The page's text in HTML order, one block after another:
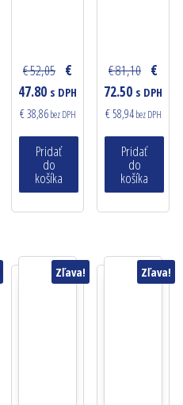
€ 52,05 €
47.80 s DPH
€ 38,86bez DPH
Pridať
do
košíka
€ 81,10 €
72.50 s DPH
€ 58,94bez DPH
Pridať
do
košíka
Zľava! Zľava!